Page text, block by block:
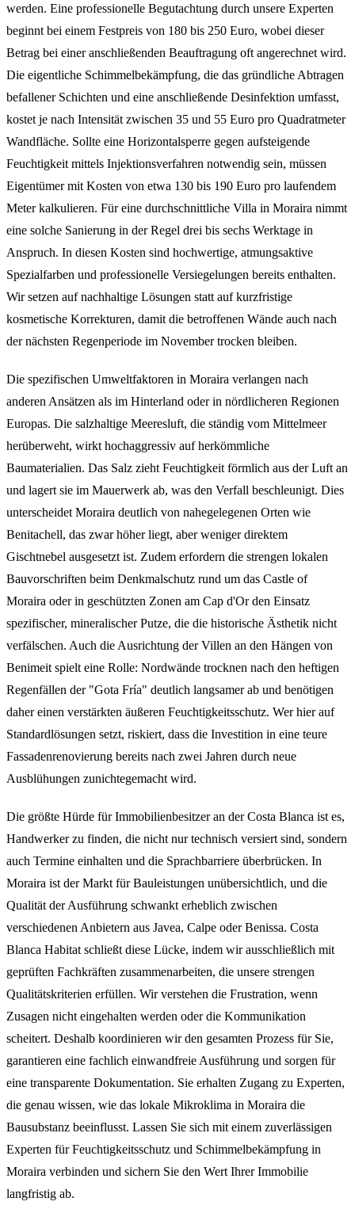
werden. Eine professionelle Begutachtung durch unsere Experten
beginnt bei einem Festpreis von 180 bis 250 Euro, wobei dieser
Betrag bei einer anschließenden Beauftragung oft angerechnet wird.
Die eigentliche Schimmelbekämpfung, die das gründliche Abtragen
befallener Schichten und eine anschließende Desinfektion umfasst,
kostet je nach Intensität zwischen 35 und 55 Euro pro Quadratmeter
Wandfläche. Sollte eine Horizontalsperre gegen aufsteigende
Feuchtigkeit mittels Injektionsverfahren notwendig sein, müssen
Eigentümer mit Kosten von etwa 130 bis 190 Euro pro laufendem
Meter kalkulieren. Für eine durchschnittliche Villa in Moraira nimmt
eine solche Sanierung in der Regel drei bis sechs Werktage in
Anspruch. In diesen Kosten sind hochwertige, atmungsaktive
Spezialfarben und professionelle Versiegelungen bereits enthalten.
Wir setzen auf nachhaltige Lösungen statt auf kurzfristige
kosmetische Korrekturen, damit die betroffenen Wände auch nach
der nächsten Regenperiode im November trocken bleiben.
Die spezifischen Umweltfaktoren in Moraira verlangen nach
anderen Ansätzen als im Hinterland oder in nördlicheren Regionen
Europas. Die salzhaltige Meeresluft, die ständig vom Mittelmeer
herüberweht, wirkt hochaggressiv auf herkömmliche
Baumaterialien. Das Salz zieht Feuchtigkeit förmlich aus der Luft an
und lagert sie im Mauerwerk ab, was den Verfall beschleunigt. Dies
unterscheidet Moraira deutlich von nahegelegenen Orten wie
Benitachell, das zwar höher liegt, aber weniger direktem
Gischtnebel ausgesetzt ist. Zudem erfordern die strengen lokalen
Bauvorschriften beim Denkmalschutz rund um das Castle of
Moraira oder in geschützten Zonen am Cap d'Or den Einsatz
spezifischer, mineralischer Putze, die die historische Ästhetik nicht
verfälschen. Auch die Ausrichtung der Villen an den Hängen von
Benimeit spielt eine Rolle: Nordwände trocknen nach den heftigen
Regenfällen der "Gota Fría" deutlich langsamer ab und benötigen
daher einen verstärkten äußeren Feuchtigkeitsschutz. Wer hier auf
Standardlösungen setzt, riskiert, dass die Investition in eine teure
Fassadenrenovierung bereits nach zwei Jahren durch neue
Ausblühungen zunichtegemacht wird.
Die größte Hürde für Immobilienbesitzer an der Costa Blanca ist es,
Handwerker zu finden, die nicht nur technisch versiert sind, sondern
auch Termine einhalten und die Sprachbarriere überbrücken. In
Moraira ist der Markt für Bauleistungen unübersichtlich, und die
Qualität der Ausführung schwankt erheblich zwischen
verschiedenen Anbietern aus Javea, Calpe oder Benissa. Costa
Blanca Habitat schließt diese Lücke, indem wir ausschließlich mit
geprüften Fachkräften zusammenarbeiten, die unsere strengen
Qualitätskriterien erfüllen. Wir verstehen die Frustration, wenn
Zusagen nicht eingehalten werden oder die Kommunikation
scheitert. Deshalb koordinieren wir den gesamten Prozess für Sie,
garantieren eine fachlich einwandfreie Ausführung und sorgen für
eine transparente Dokumentation. Sie erhalten Zugang zu Experten,
die genau wissen, wie das lokale Mikroklima in Moraira die
Bausubstanz beeinflusst. Lassen Sie sich mit einem zuverlässigen
Experten für Feuchtigkeitsschutz und Schimmelbekämpfung in
Moraira verbinden und sichern Sie den Wert Ihrer Immobilie
langfristig ab.